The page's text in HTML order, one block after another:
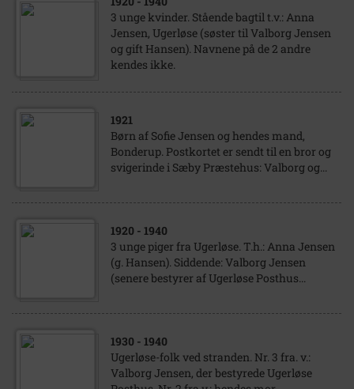
3 unge kvinder. Stående bagtil t.v.: Anna
Jensen, Ugerløse (søster til Valborg Jensen
og gift Hansen). Navnene på de 2 andre
kendes ikke.
1921
Børn af Sofie Jensen og hendes mand,
Bonderup. Postkortet er sendt til en bror og
svigerinde i Sæby Præstehus: Valborg og...
1920 - 1940
3 unge piger fra Ugerløse. T.h.: Anna Jensen
(g. Hansen). Siddende: Valborg Jensen
(senere bestyrer af Ugerløse Posthus...
1930 - 1940
Ugerløse-folk ved stranden. Nr. 3 fra. v.:
Valborg Jensen, der bestyrede Ugerløse